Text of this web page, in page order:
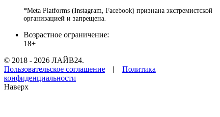
*Meta Platforms (Instagram, Facebook) признана экстремистской
организацией и запрещена.
Возрастное ограничение:
18+
© 2018 - 2026 ЛАЙВ24.
Пользовательское соглашение | Политика
конфиденциальности
Наверх